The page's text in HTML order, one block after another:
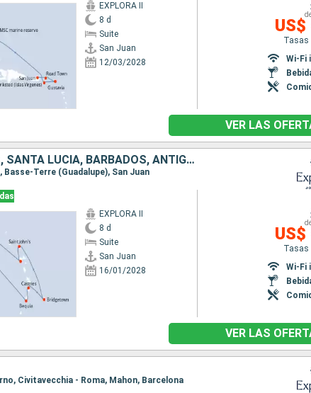
EXPLORA II
8 d
Suite
San Juan
12/03/2028
Tasas
Wi-Fi
VER LAS
PUERTO RICO, SAN VINCENT Y LAS GRANADINAS, SANTA LUCIA, BARBADOS, ANTIGUA Y BARBUDA
Terre (Guadalupe), San Juan
EXPLORA II
8 d
Suite
San Juan
16/01/2028
Tasas
Wi-Fi
VER LAS
Civitavecchia - Roma, Mahon, Barcelona